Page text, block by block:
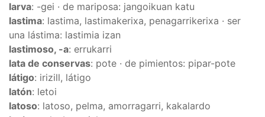
larva: -gei · de mariposa: jangoikuan katu
lastima: lastima, lastimakerixa, penagarrikerixa · ser
una lástima: lastimia izan
lastimoso, -a: errukarri
lata de conservas: pote · de pimientos: pipar-pote
látigo: irizill, látigo
latón: letoi
latoso: latoso, pelma, amorragarri, kakalardo